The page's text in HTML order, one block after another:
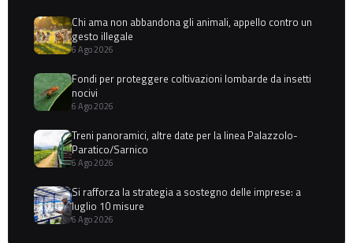
Chi ama non abbandona gli animali, appello contro un
gesto illegale
6 Ago 2026
Fondi per proteggere coltivazioni lombarde da insetti
nocivi
6 Ago 2026
Treni panoramici, altre date per la linea Palazzolo-
Paratico/Sarnico
6 Ago 2026
Si rafforza la strategia a sostegno delle imprese: a
luglio 10 misure
6 Ago 2026